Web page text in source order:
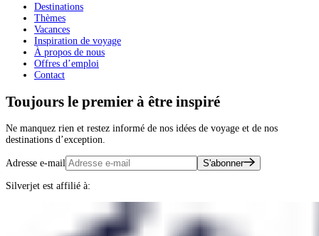
Destinations
Thèmes
Vacances
Inspiration de voyage
À propos de nous
Offres d’emploi
Contact
Toujours le premier à être inspiré
Ne manquez rien et restez informé de nos idées de voyage et de nos
destinations d’exception.
Adresse e-mail S'abonner
Silverjet est affilié à: